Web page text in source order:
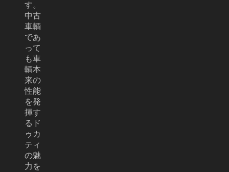
す。
中古
車輌
であ
って
も車
輌本
来の
性能
を発
揮す
るド
ゥカ
ティ
の魅
力を